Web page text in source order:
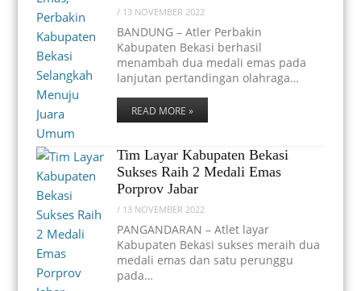
/ 13 NOVEMBER 2022
BANDUNG – Atler Perbakin
Kabupaten Bekasi berhasil
menambah dua medali emas pada
lanjutan pertandingan olahraga…
READ MORE »
Tim Layar Kabupaten Bekasi
Sukses Raih 2 Medali Emas
Porprov Jabar
/ 13 NOVEMBER 2022
PANGANDARAN – Atlet layar
Kabupaten Bekasi sukses meraih dua
medali emas dan satu perunggu
pada…